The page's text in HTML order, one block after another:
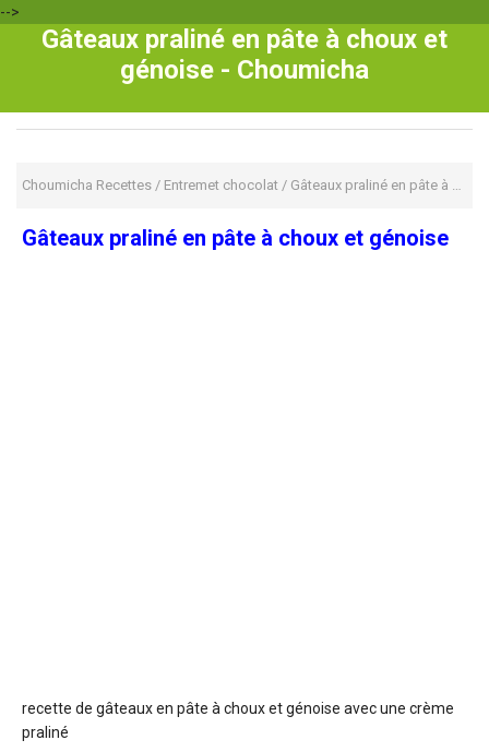
-->
Gâteaux praliné en pâte à choux et
génoise - Choumicha
Choumicha Recettes / Entremet chocolat / Gâteaux praliné en pâte à choux et génoise
Gâteaux praliné en pâte à choux et génoise
recette de gâteaux en pâte à choux et génoise avec une crème
praliné